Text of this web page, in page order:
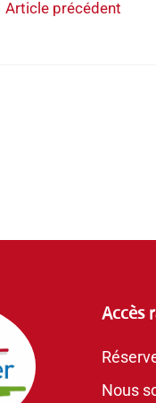
Article précédent
Accès
Nous